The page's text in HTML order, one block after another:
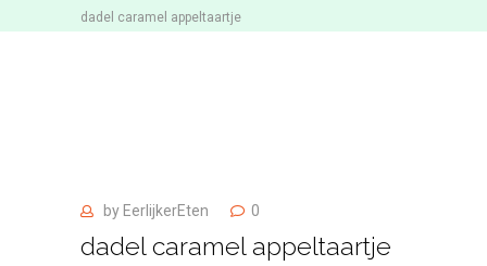
dadel caramel appeltaartje
by EerlijkerEten 0
dadel caramel appeltaartje